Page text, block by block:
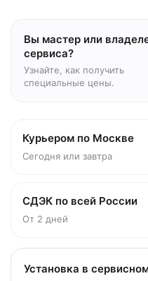
Вы мастер или
сервиса?
Узнайте, как получить
специальные цены.
Курьером по Москве
Сегодня или завтра
СДЭК по всей России
От 2 дней
Установка в